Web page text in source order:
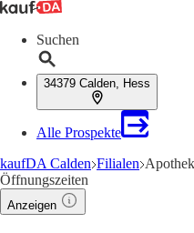
Suchen
34379 Calden, Hess
Alle Prospekte
kaufDA Calden Filialen
Öffnungszeiten
Anzeigen